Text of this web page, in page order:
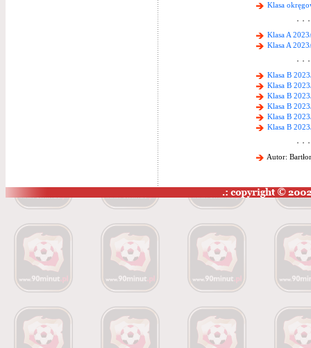
Klasa
Klasa A
Klasa A
Klasa B
Klasa B
Klasa B
Klasa B
Klasa B
Klasa B
Autor: